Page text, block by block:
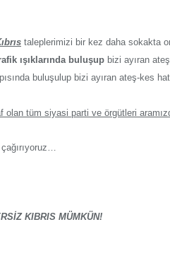
taleplerimizi bir kez daha sokakta
ışıklarında buluşup bizi ayıran
buluşulup bizi ayıran ateş-kes
olan tüm siyasi parti ve örgütleri
KIBRIS MÜMKÜN!